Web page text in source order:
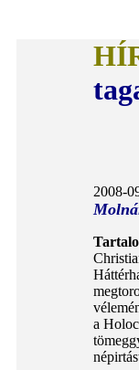
2008-
a